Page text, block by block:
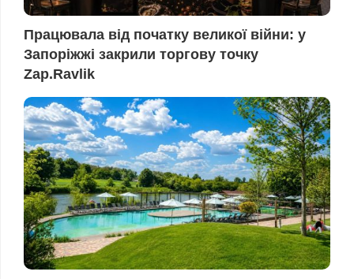
Працювала від початку великої війни: у
Запоріжжі закрили торгову точку
Zap.Ravlik